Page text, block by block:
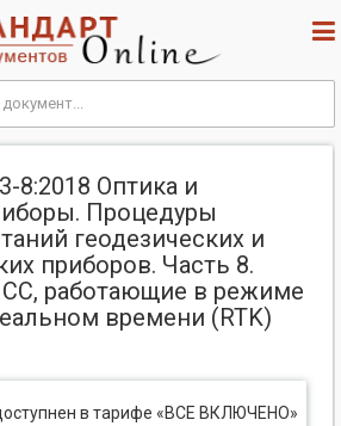
8:2018 Оптика и
Процедуры
геодезических и
приборов. Часть 8.
работающие в режиме
времени (RTK)
в тарифе «ВСЕ ВКЛЮЧЕНО»